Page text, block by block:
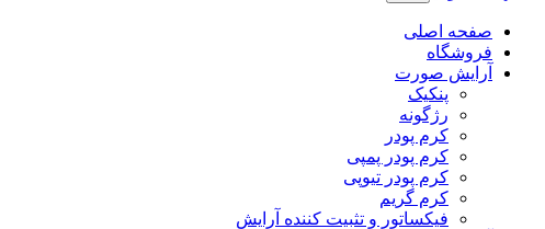
صفحه اصلی
فروشگاه
آرایش صورت
پنکیک
رژگونه
کرم پودر
کرم پودر پمپی
کرم پودر تیوپی
کرم گریم
فیکساتور و تثبیت کننده آرایش